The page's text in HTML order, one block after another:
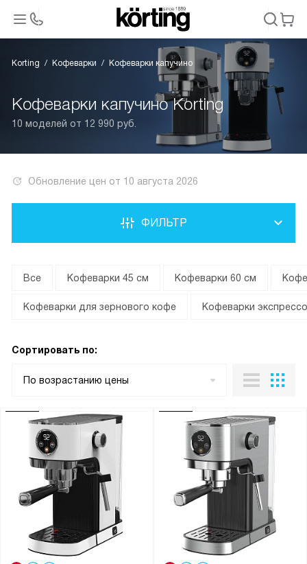
Korting Кофеварки Кофеварки капучино
Кофеварки капучино Korting
10 моделей от 12 990 руб.
Обновление цен от 10 августа 2026
ФИЛЬТР
Все Кофеварки 45 см Кофеварки 60 см
Кофеварки для зернового кофе Кофеварки экспрессо
Сортировать по:
По возрастанию цены